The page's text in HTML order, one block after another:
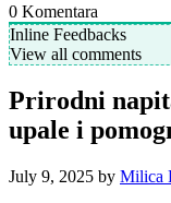
0 Komentara
Inline Feedbacks
View all comments
Prirodni
upale i
July 9, 2025 by Milica